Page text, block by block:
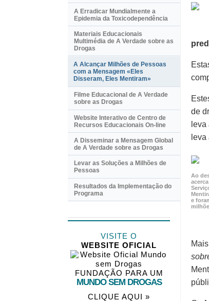
de
Ao
e
A Erradicar Mundialmente a
Epidemia da Toxicodependência
Materiais Educacionais
Multimédia de A Verdade sobre as
Drogas
A Alcançar Milhões de Pessoas
com a Mensagem «Eles
Disseram, Eles Mentiram»
Filme Educacional de A Verdade
sobre as Drogas
Website Interativo de Centro de
Recursos Educacionais On-line
A Disseminar a Mensagem Global
de A Verdade sobre as Drogas
Levar as Soluções a Milhões de
Pessoas
Resultados da Implementação do
Programa
VISITE O
WEBSITE OFICIAL
FUNDAÇÃO PARA UM
MUNDO SEM DROGAS
CLIQUE AQUI »